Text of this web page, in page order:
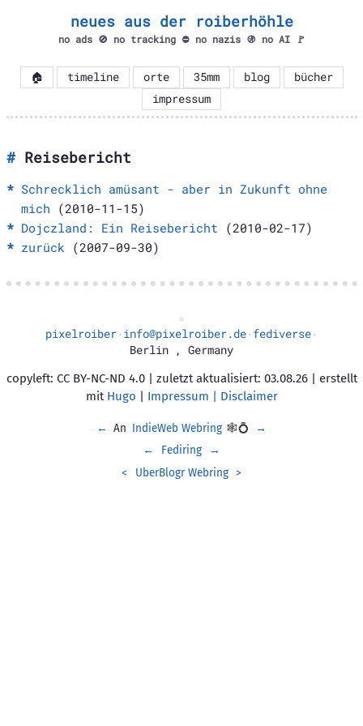
neues aus der roiberhöhle
no ads 🚫 no tracking ⛔ no nazis 🚯 no AI 🚩
🏠 timeline orte 35mm blog
bücher
impressum
Reisebericht
Schrecklich amüsant - aber in Zukunft ohne
mich (2010-11-15)
Dojczland: Ein Reisebericht (2010-02-17)
zurück (2007-09-30)
pixelroiber· info@pixelroiber.de· fediverse·
Berlin , Germany
copyleft: CC BY-NC-ND 4.0 | zuletzt aktualisiert: 03.08.26 | erstellt
mit Hugo | Impressum | Disclaimer
← An IndieWeb Webring 🕸💍
→
←
Fediring
→
<
UberBlogr Webring >